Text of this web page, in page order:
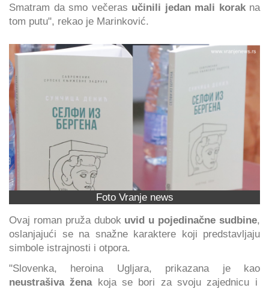
Smatram da smo večeras učinili jedan mali korakna
tom putu", rekao je Marinković.
Foto Vranje news
Ovaj roman pruža dubok uvid u pojedinačne sudbine,
oslanjajući se na snažne karaktere koji predstavljaju
simbole istrajnosti i otpora.
"Slovenka, heroina Ugljara, prikazana je kao
neustrašiva ženakoja se bori za svoju zajednicu i